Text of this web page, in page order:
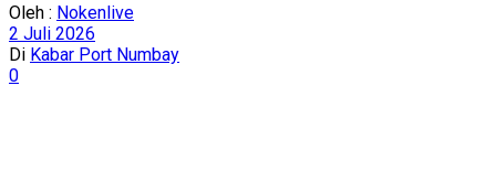
Oleh : Nokenlive
2 Juli 2026
Di Kabar Port Numbay
0